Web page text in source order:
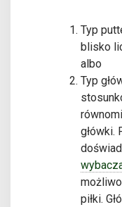
Typ
blisko
albo
Typ
główki.
piłki.